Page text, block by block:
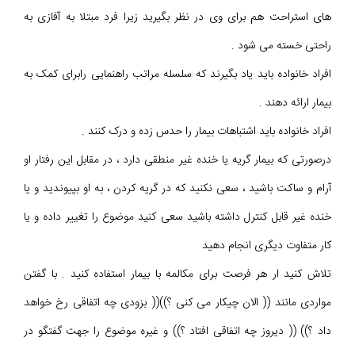
های استراحت هم برای وی در نظر بگیرید زیرا فرد مبتلا به آفازی به
راحتی خسته می شود .
افراد خانواده باید یاد بگیرند که سلسله مراتب راهنمایی رابرای کمک به
بیمار ارائه دهند .
افراد خانواده باید اشتباهات بیمار را حدس زده و درک کنند .
درصورتی که بیمار گریه یا خنده غیر منطقی دارد ، در مقابل این رفتار او
آرام و ساکت باشید ، سعی نکنید که در گریه کردن ، به او بپیوندید و یا
خنده غیر قابل کنترل داشته باشید سعی کنید موضوع را تغییر داده و یا
کار متفاوت دیگری انجام دهید
تلاش کنید ار هر فرصت برای مکالمه با بیمار استفاده کنید . با گفتن
مواردی مانند (( الان چیکار می کنی ؟))(( بزودی چه اتفاقی رخ خواهد
داد ؟)) (( دیروز چه اتفاقی افتاد ؟)) و غیره موضوع را جهت گفتگو در